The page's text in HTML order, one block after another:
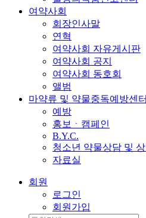
여약사회
회장인사말
연혁
여약사회 자유게시판
여약사회 공지
여약사회 동호회
앨범
마약류 및 약물중독예방센터
예방
홍보ㆍ캠페인
B.Y.C.
청소년 약물상담 및
자료실
회원
로그인
회원가입